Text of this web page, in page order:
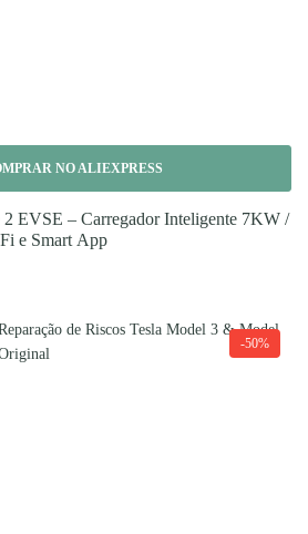
NO ALIEXPRESS
EVSE – Carregador Inteligente 7KW /
e Smart App
-50%